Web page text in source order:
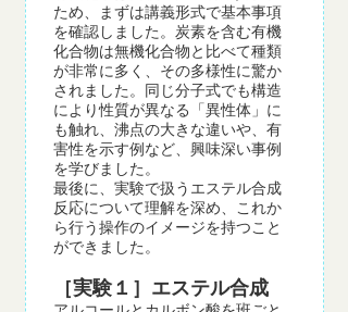
ため、まずは講義形式で基本事項
を確認しました。炭素を含む有機
化合物は無機化合物と比べて種類
が非常に多く、その多様性に驚か
されました。同じ分子式でも構造
により性質が異なる「異性体」に
も触れ、沸点の大きな違いや、有
害性を示す例など、興味深い事例
を学びました。
最後に、実験で扱うエステル合成
反応について理解を深め、これか
ら行う操作のイメージを持つこと
ができました。
［実験１］エステル合成